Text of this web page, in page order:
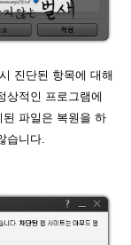
진단된 항목에 대해
상적인 프로그램에
파일은 복원을 하
습니다.